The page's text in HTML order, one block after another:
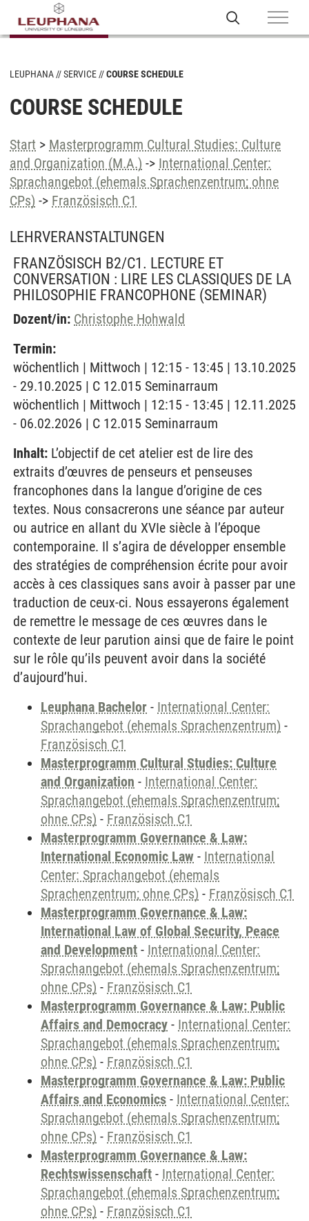
LEUPHANA SERVICE COURSE SCHEDULE
COURSE SCHEDULE
Start > Masterprogramm Cultural Studies: Culture
and Organization (M.A.) -> International Center:
Sprachangebot (ehemals Sprachenzentrum; ohne
CPs) -> Französisch C1
LEHRVERANSTALTUNGEN
FRANZÖSISCH B2/C1. LECTURE ET
CONVERSATION : LIRE LES CLASSIQUES DE LA
PHILOSOPHIE FRANCOPHONE (SEMINAR)
Dozent/in: Christophe Hohwald
Termin:
wöchentlich | Mittwoch | 12:15 - 13:45 | 13.10.2025
- 29.10.2025 | C 12.015 Seminarraum
wöchentlich | Mittwoch | 12:15 - 13:45 | 12.11.2025
- 06.02.2026 | C 12.015 Seminarraum
Inhalt: L’objectif de cet atelier est de lire des
extraits d’œuvres de penseurs et penseuses
francophones dans la langue d’origine de ces
textes. Nous consacrerons une séance par auteur
ou autrice en allant du XVIe siècle à l’époque
contemporaine. Il s’agira de développer ensemble
des stratégies de compréhension écrite pour avoir
accès à ces classiques sans avoir à passer par une
traduction de ceux-ci. Nous essayerons également
de remettre le message de ces œuvres dans le
contexte de leur parution ainsi que de faire le point
sur le rôle qu’ils peuvent avoir dans la société
d’aujourd’hui.
Leuphana Bachelor - International Center:
Sprachangebot (ehemals Sprachenzentrum) -
Französisch C1
Masterprogramm Cultural Studies: Culture
and Organization - International Center:
Sprachangebot (ehemals Sprachenzentrum;
ohne CPs) - Französisch C1
Masterprogramm Governance & Law:
International Economic Law - International
Center: Sprachangebot (ehemals
Sprachenzentrum; ohne CPs) - Französisch C1
Masterprogramm Governance & Law:
International Law of Global Security, Peace
and Development - International Center:
Sprachangebot (ehemals Sprachenzentrum;
ohne CPs) - Französisch C1
Masterprogramm Governance & Law: Public
Affairs and Democracy - International Center:
Sprachangebot (ehemals Sprachenzentrum;
ohne CPs) - Französisch C1
Masterprogramm Governance & Law: Public
Affairs and Economics - International Center:
Sprachangebot (ehemals Sprachenzentrum;
ohne CPs) - Französisch C1
Masterprogramm Governance & Law:
Rechtswissenschaft - International Center:
Sprachangebot (ehemals Sprachenzentrum;
ohne CPs) - Französisch C1